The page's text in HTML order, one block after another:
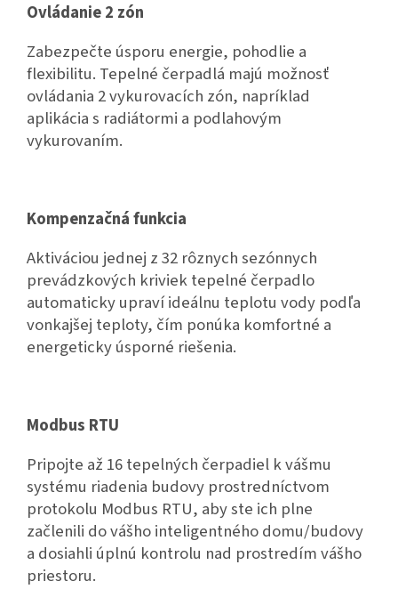
Ovládanie 2 zón
Zabezpečte úsporu energie, pohodlie a
flexibilitu. Tepelné čerpadlá majú možnosť
ovládania 2 vykurovacích zón, napríklad
aplikácia s radiátormi a podlahovým
vykurovaním.
Kompenzačná funkcia
Aktiváciou jednej z 32 rôznych sezónnych
prevádzkových kriviek tepelné čerpadlo
automaticky upraví ideálnu teplotu vody podľa
vonkajšej teploty, čím ponúka komfortné a
energeticky úsporné riešenia.
Modbus RTU
Pripojte až 16 tepelných čerpadiel k vášmu
systému riadenia budovy prostredníctvom
protokolu Modbus RTU, aby ste ich plne
začlenili do vášho inteligentného domu/budovy
a dosiahli úplnú kontrolu nad prostredím vášho
priestoru.